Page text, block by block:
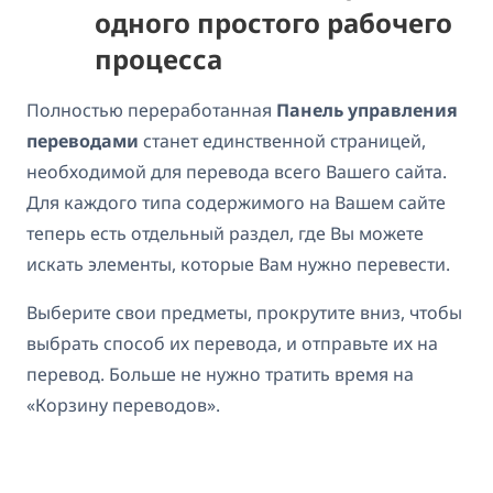
одного простого рабочего
процесса
Полностью переработанная Панель управления
переводами станет единственной страницей,
необходимой для перевода всего Вашего сайта.
Для каждого типа содержимого на Вашем сайте
теперь есть отдельный раздел, где Вы можете
искать элементы, которые Вам нужно перевести.
Выберите свои предметы, прокрутите вниз, чтобы
выбрать способ их перевода, и отправьте их на
перевод. Больше не нужно тратить время на
«Корзину переводов».